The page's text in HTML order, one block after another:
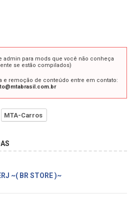
admin para mods que você não conheça
se estão compilados)
e remoção de conteúdo entre em contato:
MTA-Carros
~( BR STORE )~